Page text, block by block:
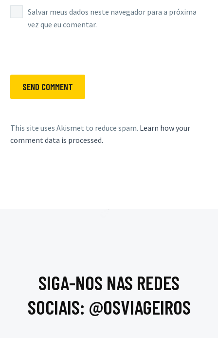
Salvar meus dados neste navegador para a próxima
vez que eu comentar.
SEND COMMENT
This site uses Akismet to reduce spam. Learn how your
comment data is processed.
SIGA-NOS NAS REDES
SOCIAIS: @OSVIAGEIROS